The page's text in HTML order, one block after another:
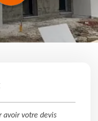
avoir votre devis